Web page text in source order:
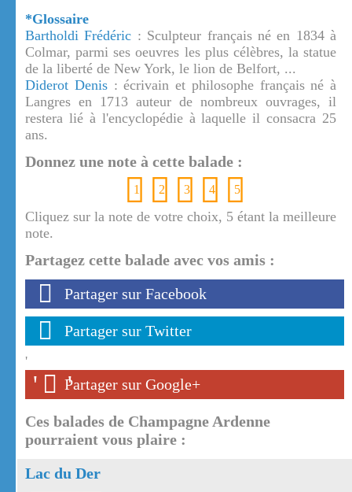
*Glossaire
Bartholdi Frédéric : Sculpteur français né en 1834 à
Colmar, parmi ses oeuvres les plus célèbres, la statue
de la liberté de New York, le lion de Belfort, ...
Diderot Denis: écrivain et philosophe français né à
Langres en 1713 auteur de nombreux ouvrages, il
restera lié à l'encyclopédie à laquelle il consacra 25
ans.
Donnez une note à cette balade :
1 2 3 4 5
Cliquez sur la note de votre choix, 5 étant la meilleure
note.
Partagez cette balade avec vos amis :
Partager sur Facebook
Partager sur Twitter
'
' '
Partager sur Google+
Ces balades de Champagne Ardenne
pourraient vous plaire :
Lac du Der